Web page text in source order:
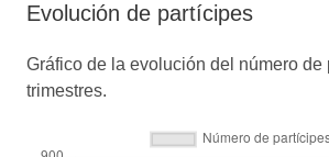
Evolución de partícipes
Gráfico de la evolución del número de
trimestres.